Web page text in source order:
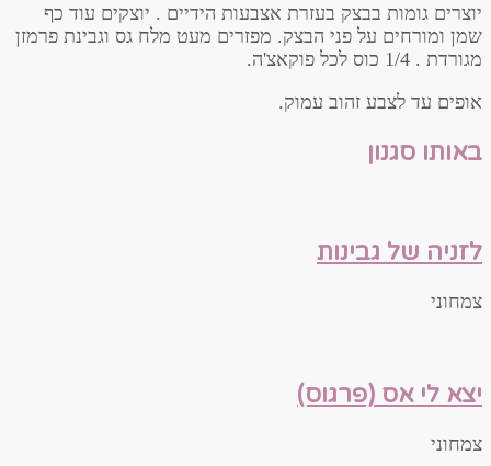
יוצרים גומות בבצק בעזרת אצבעות הידיים . יוצקים עוד כף
שמן ומורחים על פני הבצק. מפזרים מעט מלח גס וגבינת פרמזן
מגורדת . 1/4 כוס לכל פוקאצ'ה.
אופים עד לצבע זהוב עמוק.
באותו סגנון
לזניה של גבינות
צמחוני
יצא לי אס (פרגוס)
צמחוני